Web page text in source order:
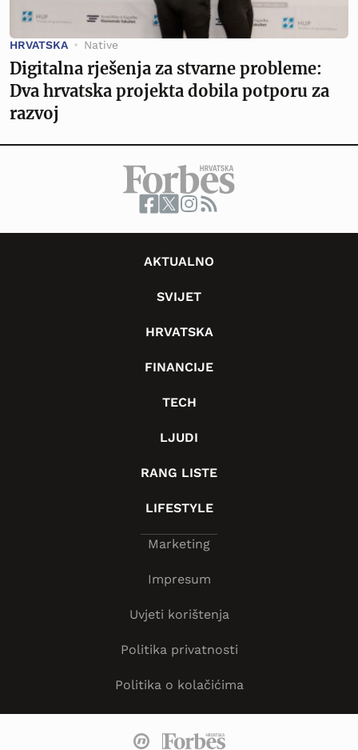
HRVATSKA Native
Digitalna rješenja za stvarne probleme:
Dva hrvatska projekta dobila potporu za
razvoj
AKTUALNO
SVIJET
HRVATSKA
FINANCIJE
TECH
LJUDI
RANG LISTE
LIFESTYLE
Marketing
Impresum
Uvjeti korištenja
Politika privatnosti
Politika o kolačićima